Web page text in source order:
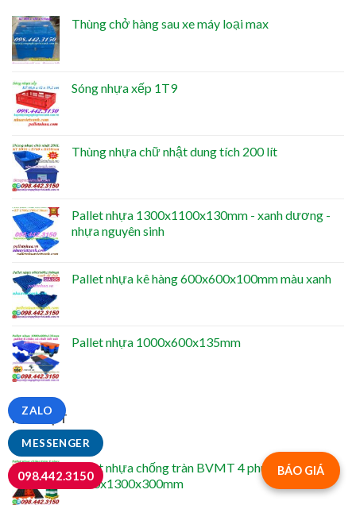
Thùng chở hàng sau xe máy loại max
Sóng nhựa xếp 1T9
Thùng nhựa chữ nhật dung tích 200 lít
Pallet nhựa 1300x1100x130mm - xanh dương -
nhựa nguyên sinh
Pallet nhựa kê hàng 600x600x100mm màu xanh
Pallet nhựa 1000x600x135mm
NỔI BẬT
Pallet nhựa chống tràn BVMT 4 phuy -
1300x1300x300mm
BÁO GIÁ
MESSENGER
ZALO
098.442.3150